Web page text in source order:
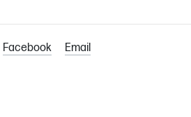
Facebook Email